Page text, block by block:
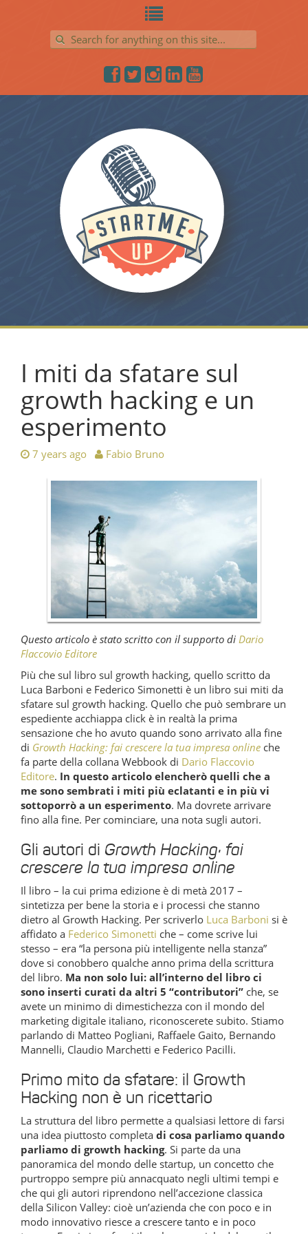
Search for:
I miti da sfatare sul
growth hacking e un
esperimento
7 years ago Fabio Bruno
Questo articolo è stato scritto con il supporto di Dario
Flaccovio Editore
Più che sul libro sul growth hacking, quello scritto da
Luca Barboni e Federico Simonetti è un libro sui miti da
sfatare sul growth hacking. Quello che può sembrare un
espediente acchiappa click è in realtà la prima
sensazione che ho avuto quando sono arrivato alla fine
di Growth Hacking: fai crescere la tua impresa online che
fa parte della collana Webbook di Dario Flaccovio
Editore. In questo articolo elencherò quelli che a
me sono sembrati i miti più eclatanti e in più vi
sottoporrò a un esperimento. Ma dovrete arrivare
fino alla fine. Per cominciare, una nota sugli autori.
Gli autori di Growth Hacking: fai
crescere la tua impresa online
Il libro – la cui prima edizione è di metà 2017 –
sintetizza per bene la storia e i processi che stanno
dietro al Growth Hacking. Per scriverlo Luca Barboni si è
affidato a Federico Simonetti che – come scrive lui
stesso – era “la persona più intelligente nella stanza”
dove si conobbero qualche anno prima della scrittura
del libro. Ma non solo lui: all’interno del libro ci
sono inserti curati da altri 5 “contributori” che, se
avete un minimo di dimestichezza con il mondo del
marketing digitale italiano, riconoscerete subito. Stiamo
parlando di Matteo Pogliani, Raffaele Gaito, Bernando
Mannelli, Claudio Marchetti e Federico Pacilli.
Primo mito da sfatare: il Growth
Hacking non è un ricettario
La struttura del libro permette a qualsiasi lettore di farsi
una idea piuttosto completa di cosa parliamo quando
parliamo di growth hacking. Si parte da una
panoramica del mondo delle startup, un concetto che
purtroppo sempre più annacquato negli ultimi tempi e
che qui gli autori riprendono nell’accezione classica
della Silicon Valley: cioè un’azienda che con poco e in
modo innovativo riesce a crescere tanto e in poco